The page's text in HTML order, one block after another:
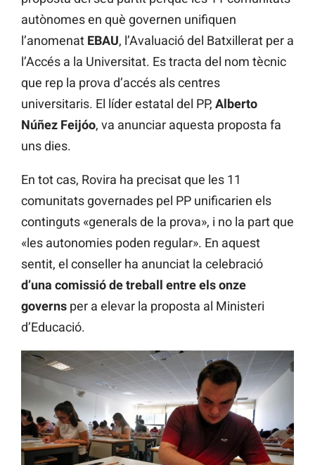
autònomes en què governen unifiquen
l’anomenat EBAU, l’Avaluació del Batxillerat per a
l’Accés a la Universitat. Es tracta del nom tècnic
que rep la prova d’accés als centres
universitaris. El líder estatal del PP, Alberto
Núñez Feijóo, va anunciar aquesta proposta fa
uns dies.
En tot cas, Rovira ha precisat que les 11
comunitats governades pel PP unificarien els
continguts «generals de la prova», i no la part que
«les autonomies poden regular». En aquest
sentit, el conseller ha anunciat la celebració
d’una comissió de treball entre els onze
governs per a elevar la proposta al Ministeri
d’Educació.